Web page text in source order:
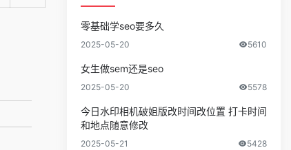
零基础学seo要多久
2025-05-20 5610
女生做sem还是seo
2025-05-20 5578
今日水印相机破姐版改时间改位置 打卡时间
和地点随意修改
2025-05-21 5428